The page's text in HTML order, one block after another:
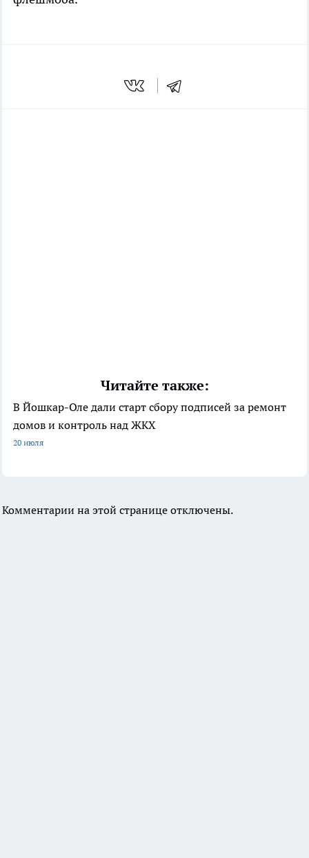
Читайте также:
В Йошкар-Оле дали старт сбору подписей за ремонт
домов и контроль над ЖКХ
20 июля
Комментарии на этой странице отключены.